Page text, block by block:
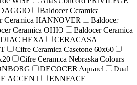
Baldocer Ceramica
Ceramica HANNOVER
Baldocer
Ceramica OHIO
Baldocer Ceramica
HEXA
CERACASA
Cifre Ceramica Casetone 60x60
Cifre Ceramica Nebraska Colours
DECOCER Aquarel
Dual
ACCENT
ENNFACE